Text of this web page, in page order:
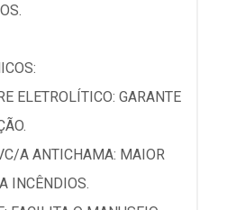
ELETROLÍTICO: GARANTE
A ANTICHAMA: MAIOR
INCÊNDIOS.